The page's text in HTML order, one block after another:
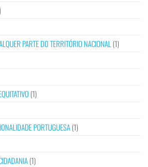
PARTE DO TERRITÓRIO NACIONAL (1)
(1)
PORTUGUESA(1)
(1)